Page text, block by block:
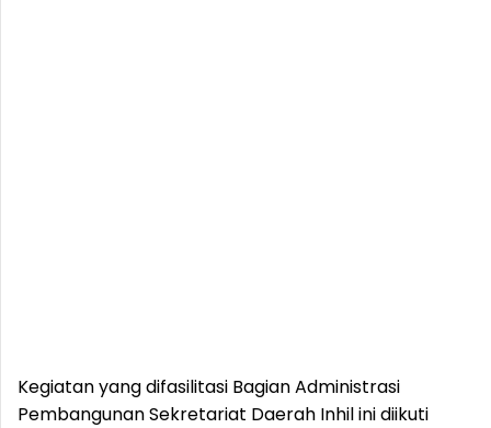
Kegiatan yang difasilitasi Bagian Administrasi
Pembangunan Sekretariat Daerah Inhil ini diikuti